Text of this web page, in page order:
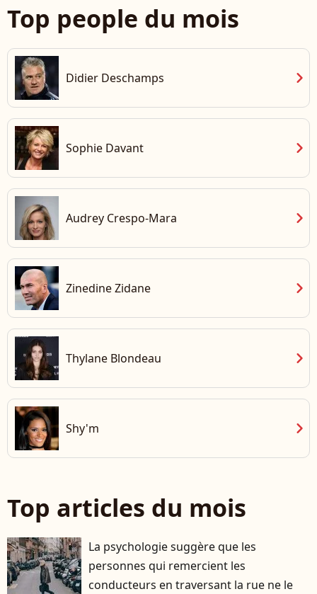
Top people du mois
Didier Deschamps chevron_right
Sophie Davant chevron_right
Audrey Crespo-Mara chevron_right
Zinedine Zidane chevron_right
Thylane Blondeau chevron_right
Shy'm chevron_right
Top articles du mois
La psychologie suggère que les
personnes qui remercient les
conducteurs en traversant la rue ne le